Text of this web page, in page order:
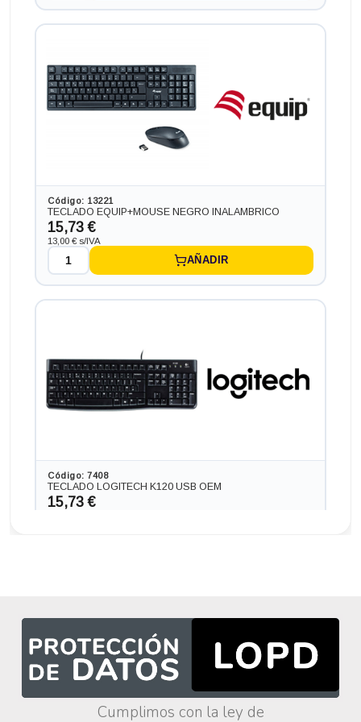
Generación), memoria DDR4, Salidas gráficas: HDMI+DP
234,74 €
Ordenador INTEL NUC NUC 717 BNH en formato MINI,
procesador INTEL CORE I7 - 7567 4.0 GHZ (7ª
Generación), memoria DDR4, Salidas gráficas: HDMI
Código: 13221
TECLADO EQUIP+MOUSE NEGRO INALAMBRICO
15,73 €
13,00 € s/IVA
AÑADIR
Código: 7408
TECLADO LOGITECH K120 USB OEM
15,73 €
Cumplimos con la ley de